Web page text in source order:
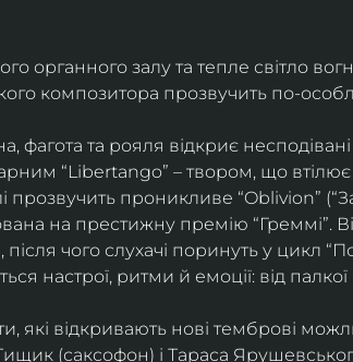
органного залу та тепле світло
композитора прозвучить по-
фагота та рояля відкриє
“Libertango” – твором, що втілює
прозвучить проникливе “Oblivion”
на престижну премію “Греммі”.
після чого слухачі поринуть у цикл
настрої, ритми й емоції: від палкої
які відкривають нові темброві
(саксофон) і Тараса